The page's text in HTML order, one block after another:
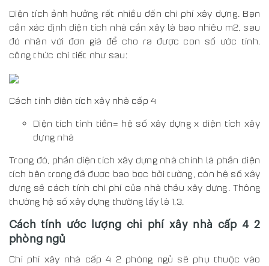
Diện tích ảnh hưởng rất nhiều đến chi phí xây dựng. Bạn
cần xác định diện tích nhà cần xây là bao nhiêu m2, sau
đó nhân với đơn giá để cho ra được con số ước tính.
công thức chi tiết như sau:
Cách tính diện tích xây nhà cấp 4
Diện tích tính tiền= hệ số xây dựng x diện tích xây
dựng nhà
Trong đó, phần diện tích xây dựng nhà chính là phần diện
tích bên trong đã được bao bọc bởi tường, còn hệ số xây
dựng sẽ cách tính chi phí của nhà thầu xây dựng. Thông
thường hệ số xây dựng thường lấy là 1,3.
Cách tính ước lượng chi phí xây nhà cấp 4 2
phòng ngủ
Chi phí xây nhà cấp 4 2 phòng ngủ sẽ phụ thuộc vào